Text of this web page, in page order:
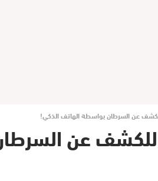
عن السرطان بواسطة الهاتف الذكي!
عن